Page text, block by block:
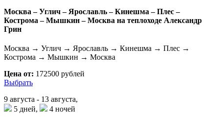
Москва – Углич – Ярославль – Кинешма – Плес –
Кострома – Мышкин – Москва на теплоходе Александр
Грин
Москва → Углич → Ярославль → Кинешма → Плес →
Кострома → Мышкин → Москва
Цена от: 172500 рублей
Выбрать
9 августа - 13 августа,
5 дней,
4 ночей